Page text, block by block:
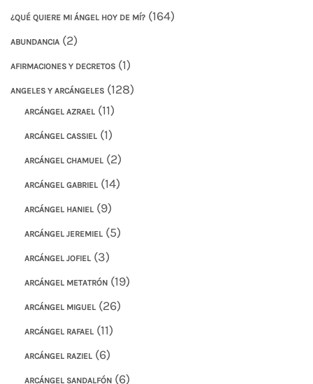
¿QUÉ QUIERE MI ÁNGEL HOY DE MÍ? (164)
ABUNDANCIA (2)
AFIRMACIONES Y DECRETOS (1)
ANGELES Y ARCÁNGELES (128)
ARCÁNGEL AZRAEL (11)
ARCÁNGEL CASSIEL (1)
ARCÁNGEL CHAMUEL (2)
ARCÁNGEL GABRIEL (14)
ARCÁNGEL HANIEL (9)
ARCÁNGEL JEREMIEL (5)
ARCÁNGEL JOFIEL (3)
ARCÁNGEL METATRÓN (19)
ARCÁNGEL MIGUEL (26)
ARCÁNGEL RAFAEL (11)
ARCÁNGEL RAZIEL (6)
ARCÁNGEL SANDALFÓN (6)